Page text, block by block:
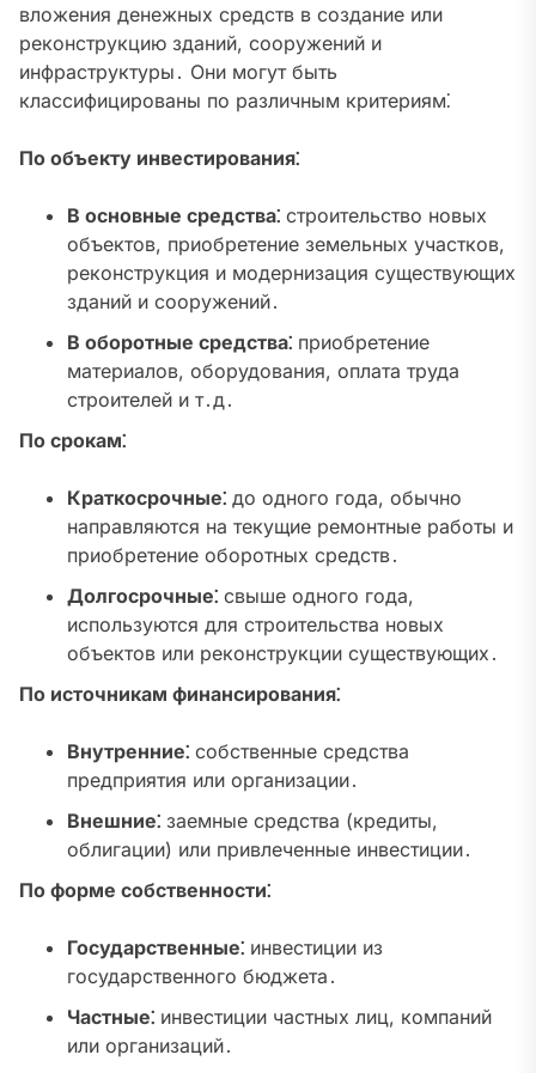
вложения денежных средств в создание или
реконструкцию зданий, сооружений и
инфраструктуры․ Они могут быть
классифицированы по различным критериям⁚
По объекту инвестирования⁚
В основные средства⁚ строительство новых
объектов, приобретение земельных участков,
реконструкция и модернизация существующих
зданий и сооружений․
В оборотные средства⁚ приобретение
материалов, оборудования, оплата труда
строителей и т․д․
По срокам⁚
Краткосрочные⁚ до одного года, обычно
направляются на текущие ремонтные работы и
приобретение оборотных средств․
Долгосрочные⁚ свыше одного года,
используются для строительства новых
объектов или реконструкции существующих․
По источникам финансирования⁚
Внутренние⁚ собственные средства
предприятия или организации․
Внешние⁚ заемные средства (кредиты,
облигации) или привлеченные инвестиции․
По форме собственности⁚
Государственные⁚ инвестиции из
государственного бюджета․
Частные⁚ инвестиции частных лиц, компаний
или организаций․